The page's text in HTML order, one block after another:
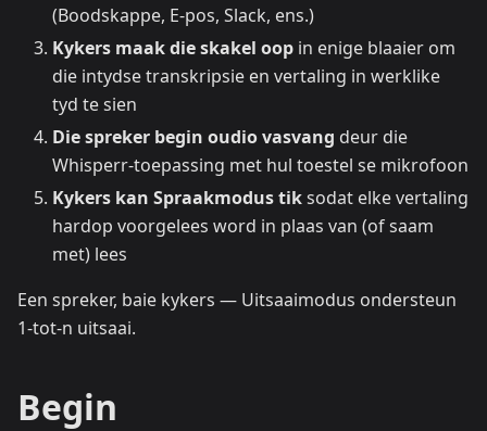
(Boodskappe, E-pos, Slack, ens.)
Kykers maak die skakel oop in enige blaaier om
die intydse transkripsie en vertaling in werklike
tyd te sien
Die spreker begin oudio vasvang deur die
Whisperr-toepassing met hul toestel se mikrofoon
Kykers kan Spraakmodus tiksodat elke vertaling
hardop voorgelees word in plaas van (of saam
met) lees
Een spreker, baie kykers — Uitsaaimodus ondersteun
1-tot-n uitsaai.
Begin